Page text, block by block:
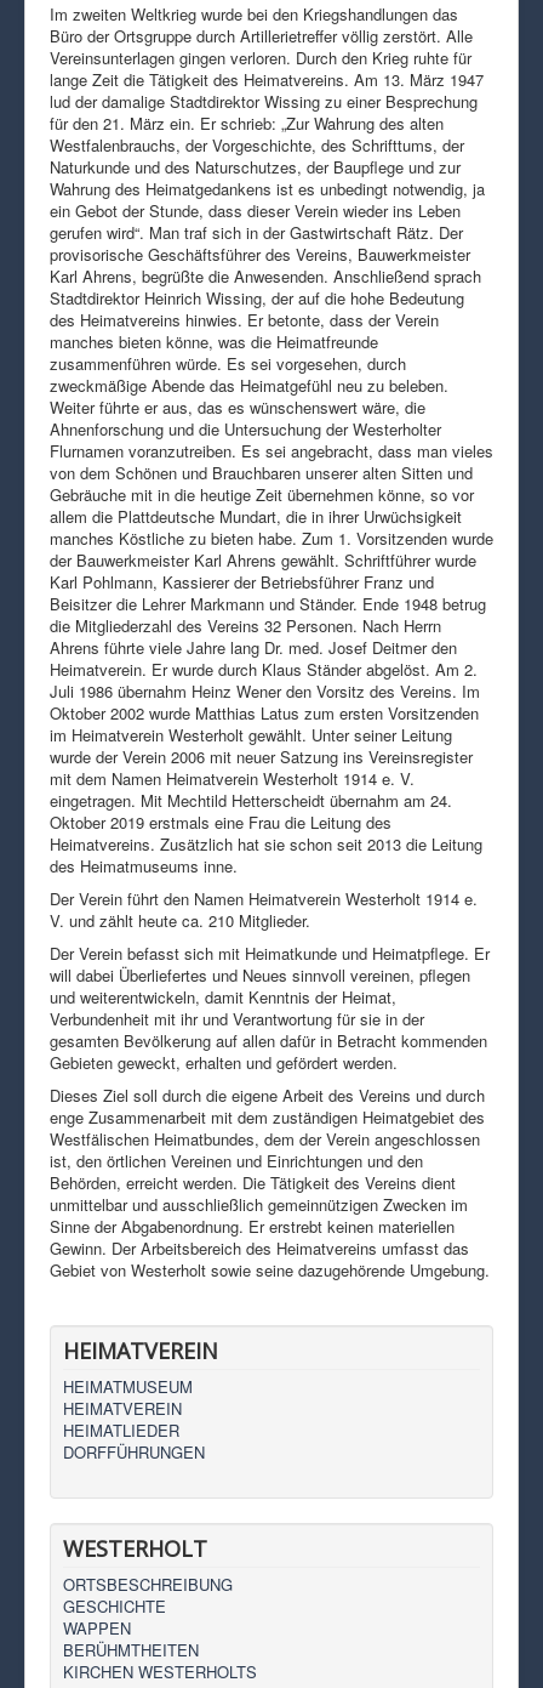
Im zweiten Weltkrieg wurde bei den Kriegshandlungen das
Büro der Ortsgruppe durch Artillerietreffer völlig zerstört. Alle
Vereinsunterlagen gingen verloren. Durch den Krieg ruhte für
lange Zeit die Tätigkeit des Heimatvereins. Am 13. März 1947
lud der damalige Stadtdirektor Wissing zu einer Besprechung
für den 21. März ein. Er schrieb: „Zur Wahrung des alten
Westfalenbrauchs, der Vorgeschichte, des Schrifttums, der
Naturkunde und des Naturschutzes, der Baupflege und zur
Wahrung des Heimatgedankens ist es unbedingt notwendig, ja
ein Gebot der Stunde, dass dieser Verein wieder ins Leben
gerufen wird“. Man traf sich in der Gastwirtschaft Rätz. Der
provisorische Geschäftsführer des Vereins, Bauwerkmeister
Karl Ahrens, begrüßte die Anwesenden. Anschließend sprach
Stadtdirektor Heinrich Wissing, der auf die hohe Bedeutung
des Heimatvereins hinwies. Er betonte, dass der Verein
manches bieten könne, was die Heimatfreunde
zusammenführen würde. Es sei vorgesehen, durch
zweckmäßige Abende das Heimatgefühl neu zu beleben.
Weiter führte er aus, das es wünschenswert wäre, die
Ahnenforschung und die Untersuchung der Westerholter
Flurnamen voranzutreiben. Es sei angebracht, dass man vieles
von dem Schönen und Brauchbaren unserer alten Sitten und
Gebräuche mit in die heutige Zeit übernehmen könne, so vor
allem die Plattdeutsche Mundart, die in ihrer Urwüchsigkeit
manches Köstliche zu bieten habe. Zum 1. Vorsitzenden wurde
der Bauwerkmeister Karl Ahrens gewählt. Schriftführer wurde
Karl Pohlmann, Kassierer der Betriebsführer Franz und
Beisitzer die Lehrer Markmann und Ständer. Ende 1948 betrug
die Mitgliederzahl des Vereins 32 Personen. Nach Herrn
Ahrens führte viele Jahre lang Dr. med. Josef Deitmer den
Heimatverein. Er wurde durch Klaus Ständer abgelöst. Am 2.
Juli 1986 übernahm Heinz Wener den Vorsitz des Vereins. Im
Oktober 2002 wurde Matthias Latus zum ersten Vorsitzenden
im Heimatverein Westerholt gewählt. Unter seiner Leitung
wurde der Verein 2006 mit neuer Satzung ins Vereinsregister
mit dem Namen Heimatverein Westerholt 1914 e. V.
eingetragen. Mit Mechtild Hetterscheidt übernahm am 24.
Oktober 2019 erstmals eine Frau die Leitung des
Heimatvereins. Zusätzlich hat sie schon seit 2013 die Leitung
des Heimatmuseums inne.
Der Verein führt den Namen Heimatverein Westerholt 1914 e.
V. und zählt heute ca. 210 Mitglieder.
Der Verein befasst sich mit Heimatkunde und Heimatpflege. Er
will dabei Überliefertes und Neues sinnvoll vereinen, pflegen
und weiterentwickeln, damit Kenntnis der Heimat,
Verbundenheit mit ihr und Verantwortung für sie in der
gesamten Bevölkerung auf allen dafür in Betracht kommenden
Gebieten geweckt, erhalten und gefördert werden.
Dieses Ziel soll durch die eigene Arbeit des Vereins und durch
enge Zusammenarbeit mit dem zuständigen Heimatgebiet des
Westfälischen Heimatbundes, dem der Verein angeschlossen
ist, den örtlichen Vereinen und Einrichtungen und den
Behörden, erreicht werden. Die Tätigkeit des Vereins dient
unmittelbar und ausschließlich gemeinnützigen Zwecken im
Sinne der Abgabenordnung. Er erstrebt keinen materiellen
Gewinn. Der Arbeitsbereich des Heimatvereins umfasst das
Gebiet von Westerholt sowie seine dazugehörende Umgebung.
HEIMATVEREIN
HEIMATMUSEUM
HEIMATVEREIN
HEIMATLIEDER
DORFFÜHRUNGEN
WESTERHOLT
ORTSBESCHREIBUNG
GESCHICHTE
WAPPEN
BERÜHMTHEITEN
KIRCHEN WESTERHOLTS